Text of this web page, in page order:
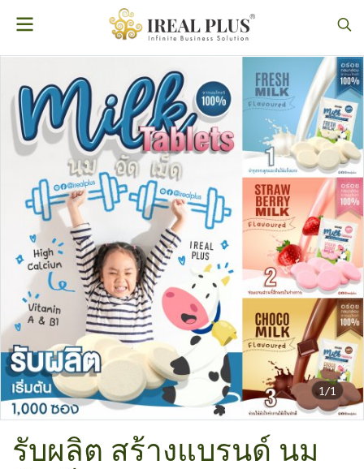
1/1
รับผลิต สร้างแบรนด์ นม